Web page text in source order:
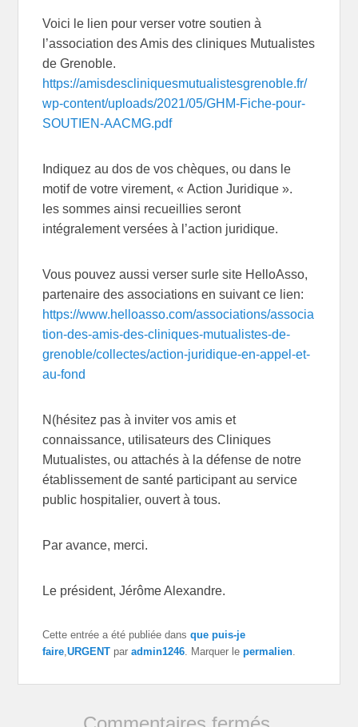
Voici le lien pour verser votre soutien à
l’association des Amis des cliniques Mutualistes
de Grenoble.
https://amisdescliniquesmutualistesgrenoble.fr/
wp-content/uploads/2021/05/GHM-Fiche-pour-
SOUTIEN-AACMG.pdf
Indiquez au dos de vos chèques, ou dans le
motif de votre virement, « Action Juridique ».
les sommes ainsi recueillies seront
intégralement versées à l’action juridique.
Vous pouvez aussi verser surle site HelloAsso,
partenaire des associations en suivant ce lien:
https://www.helloasso.com/associations/associa
tion-des-amis-des-cliniques-mutualistes-de-
grenoble/collectes/action-juridique-en-appel-et-
au-fond
N(hésitez pas à inviter vos amis et
connaissance, utilisateurs des Cliniques
Mutualistes, ou attachés à la défense de notre
établissement de santé participant au service
public hospitalier, ouvert à tous.
Par avance, merci.
Le président, Jérôme Alexandre.
Cette entrée a été publiée dansque puis-je
faire ,URGENT paradmin1246 . Marquer lepermalien